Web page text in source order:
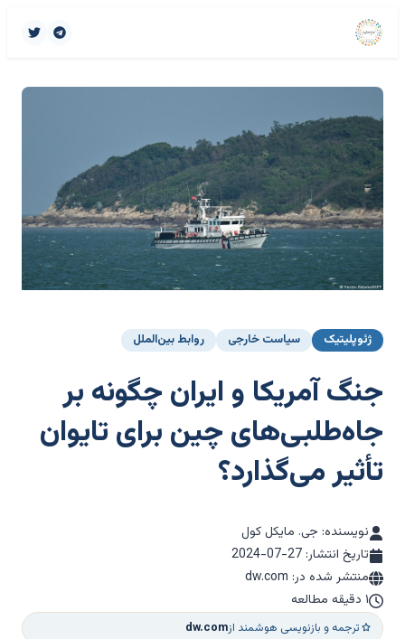
ژئوپلیتیک سیاست خارجی روابط بین‌الملل
جنگ آمریکا و ایران چگونه بر
جاه‌طلبی‌های چین برای تایوان
تأثیر می‌گذارد؟
نویسنده: جی. مایکل کول
تاریخ انتشار: 2024-07-27
منتشر شده در: dw.com
۱ دقیقه مطالعه
ترجمه و بازنویسی هوشمند ازdw.com